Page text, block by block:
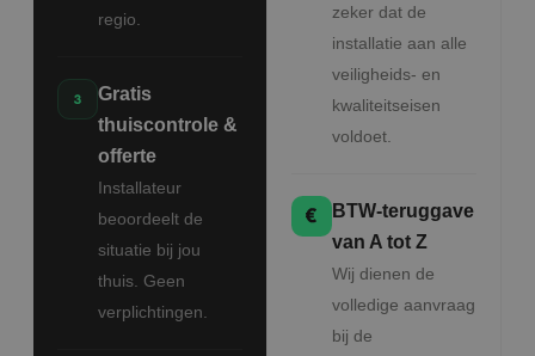
regio.
Gratis
thuiscontrole &
offerte
Installateur
beoordeelt de
situatie bij jou
thuis. Geen
verplichtingen.
zeker dat de
installatie aan alle
veiligheids- en
kwaliteitseisen
voldoet.
BTW-teruggave
van A tot Z
Wij dienen de
volledige aanvraag
bij de